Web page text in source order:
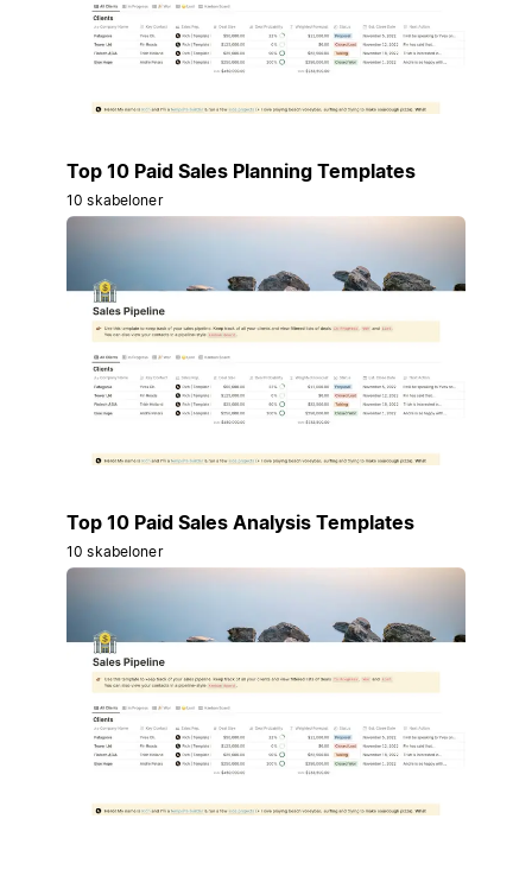
Top 10 Paid Sales Planning Templates
10 skabeloner
Top 10 Paid Sales Analysis Templates
10 skabeloner